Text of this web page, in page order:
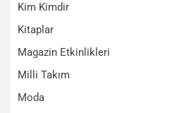
Kim Kimdir
Kitaplar
Magazin Etkinlikleri
Milli Takım
Moda